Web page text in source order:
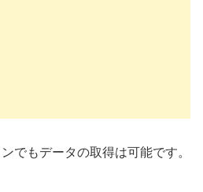
でもデータの取得は可能です。